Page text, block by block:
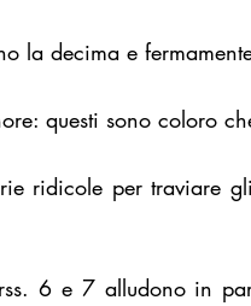
la decima e
questi sono coloro
ridicole per traviare
6 e 7 alludono in